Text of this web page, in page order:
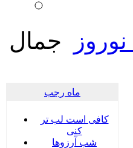
جمال
ماه رجب
کافی است لب تر
کنی
شب آرزوها